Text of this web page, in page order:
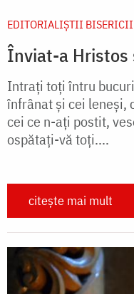
EDITORIALIȘTII BISERICII
Înviat-a Hristos
Intrați toți întru
înfrânat și cei leneși,
cei ce n-ați postit,
ospătați-vă toți....
citește mai mult